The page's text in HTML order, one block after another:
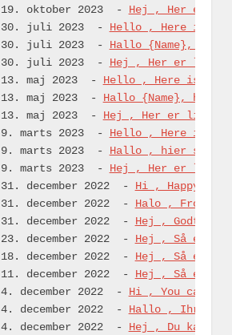
19. oktober 2023
-
Hej , Her er lidt
30. juli 2023
-
Hello , Here is
30. juli 2023
-
Hallo {Name}, hier
30. juli 2023
-
Hej , Her er lidt
13. maj 2023
-
Hello , Here is some
13. maj 2023
-
Hallo {Name}, hier
13. maj 2023
-
Hej , Her er lidt nyt
9. marts 2023
-
Hello , Here is
9. marts 2023
-
Hallo , hier sind
9. marts 2023
-
Hej , Her er lidt
31. december 2022
-
Hi , Happy New
31. december 2022
-
Halo , Frohes
31. december 2022
-
Hej , Godt
23. december 2022
-
Hej , Så er
18. december 2022
-
Hej , Så er
11. december 2022
-
Hej , Så er
4. december 2022
-
Hi , You can
4. december 2022
-
Hallo , Ihr
4. december 2022
- Hej , Du kan